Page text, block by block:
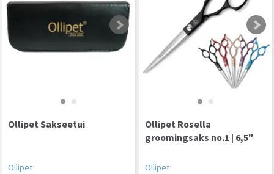
Ollipet Sakseetui
Ollipet
Ollipet Rosella
groomingsaks no.1 | 6,5"
Ollipet